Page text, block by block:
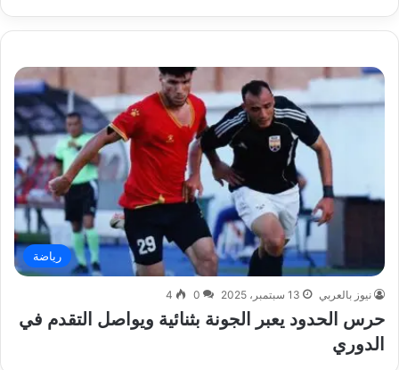
رياضة
نيوز بالعربي 13 سبتمبر، 2025 0
4
حرس الحدود يعبر الجونة بثنائية ويواصل التقدم في
الدوري